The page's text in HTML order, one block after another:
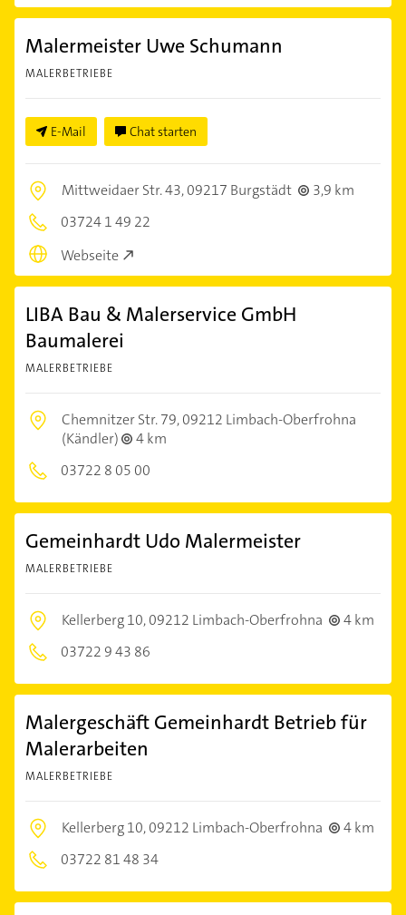
Malermeister Uwe Schumann
MALERBETRIEBE
E-Mail Chat starten
Mittweidaer Str. 43,09217 Burgstädt
3,9 km
03724 1 49 22
Webseite
LIBA Bau & Malerservice GmbH
Baumalerei
MALERBETRIEBE
Chemnitzer Str. 79,09212 Limbach-Oberfrohna
(Kändler)
4 km
03722 8 05 00
Gemeinhardt Udo Malermeister
MALERBETRIEBE
Kellerberg 10,09212 Limbach-Oberfrohna
4 km
03722 9 43 86
Malergeschäft Gemeinhardt Betrieb für
Malerarbeiten
MALERBETRIEBE
Kellerberg 10,09212 Limbach-Oberfrohna
4 km
03722 81 48 34